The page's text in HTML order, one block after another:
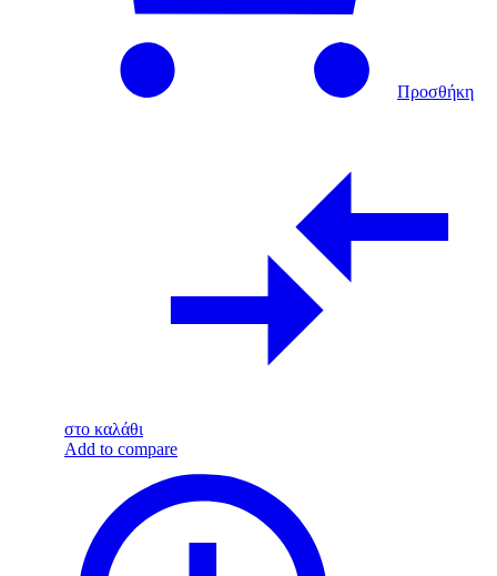
Προσθήκη
στο καλάθι
Add to compare